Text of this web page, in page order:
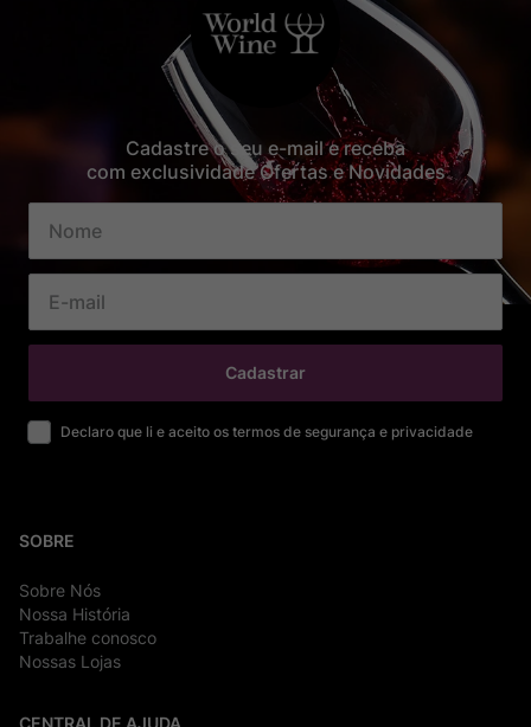
Cadastre o seu e-mail e receba
com exclusividade Ofertas e Novidades
Cadastrar
Declaro que li e aceito os termos de segurança e privacidade
SOBRE
Sobre Nós
Nossa História
Trabalhe conosco
Nossas Lojas
CENTRAL DE AJUDA